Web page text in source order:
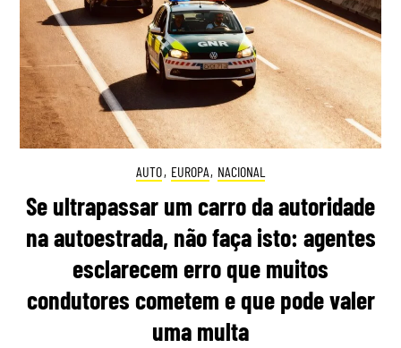
AUTO, EUROPA, NACIONAL
Se ultrapassar um carro da autoridade
na autoestrada, não faça isto: agentes
esclarecem erro que muitos
condutores cometem e que pode valer
uma multa